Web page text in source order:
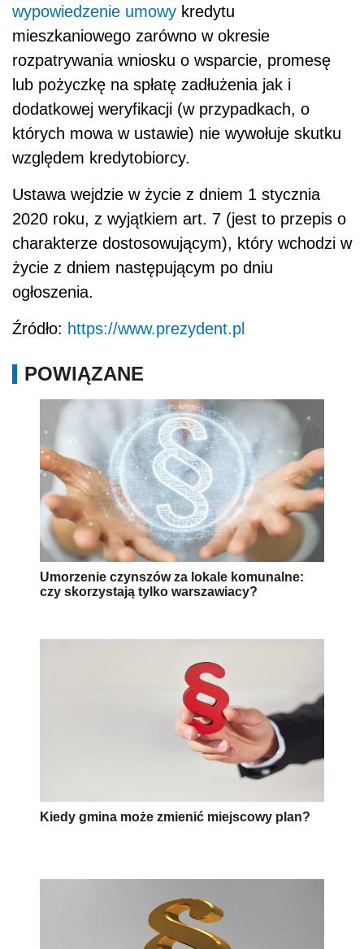
wypowiedzenie umowy kredytu
mieszkaniowego zarówno w okresie
rozpatrywania wniosku o wsparcie, promesę
lub pożyczkę na spłatę zadłużenia jak i
dodatkowej weryfikacji (w przypadkach, o
których mowa w ustawie) nie wywołuje skutku
względem kredytobiorcy.
Ustawa wejdzie w życie z dniem 1 stycznia
2020 roku, z wyjątkiem art. 7 (jest to przepis o
charakterze dostosowującym), który wchodzi w
życie z dniem następującym po dniu
ogłoszenia.
Źródło: https://www.prezydent.pl
POWIĄZANE
Umorzenie czynszów za lokale komunalne:
czy skorzystają tylko warszawiacy?
Kiedy gmina może zmienić miejscowy plan?